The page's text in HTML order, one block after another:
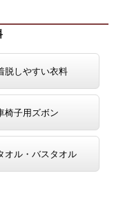
脱しやすい衣料
椅子用ズボン
オル・バスタオル